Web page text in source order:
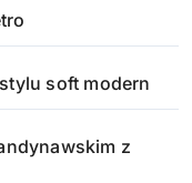
soft modern
z